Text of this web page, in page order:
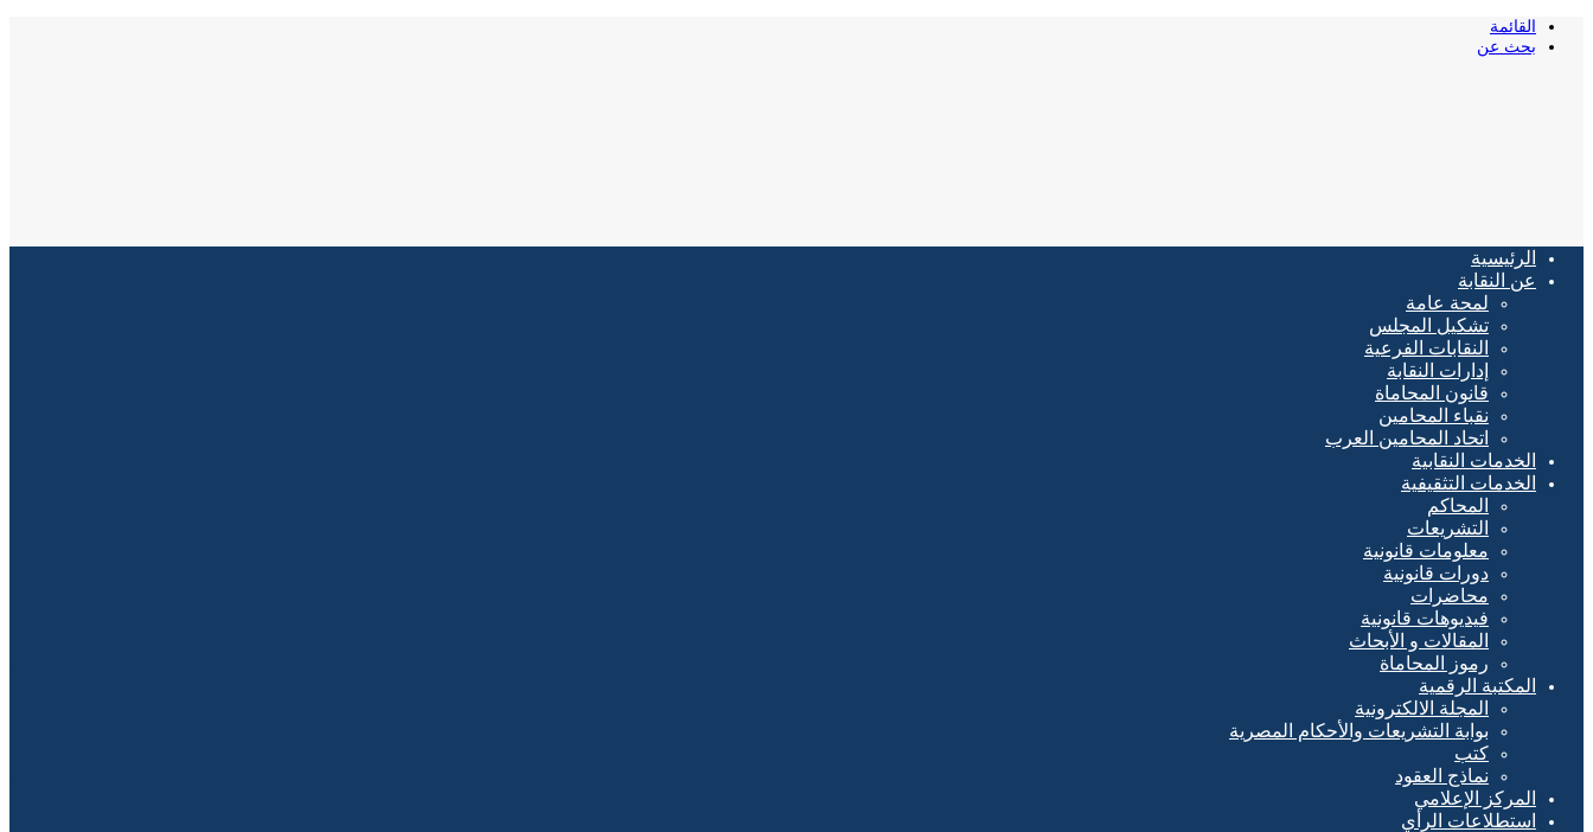
القائمة
بحث عن
الرئيسية
عن النقابة
لمحة عامة
تشكيل المجلس
النقابات الفرعية
إدارات النقابة
قانون المحاماة
نقباء المحامين
اتحاد المحامين العرب
الخدمات النقابية
الخدمات التثقيفية
المحاكم
التشريعات
معلومات قانونية
دورات قانونية
محاضرات
فيديوهات قانونية
المقالات و الأبحاث
رموز المحاماة
المكتبة الرقمية
المجلة الالكترونية
بوابة التشريعات والأحكام المصرية
كتب
نماذج العقود
المركز الإعلامي
استطلاعات الرأي